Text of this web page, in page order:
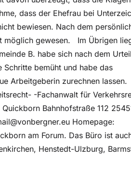
dass der Ehefrau bei
bewiesen. Nach dem
möglich gewesen. Im Übrigen
B. habe sich nach dem
bemüht und habe das
Arbeitgeberin zurechnen lassen.
-Fachanwalt für
Bahnhofstraße 112
Homepage:
am Forum. Das Büro ist
Henstedt-Ulzburg,